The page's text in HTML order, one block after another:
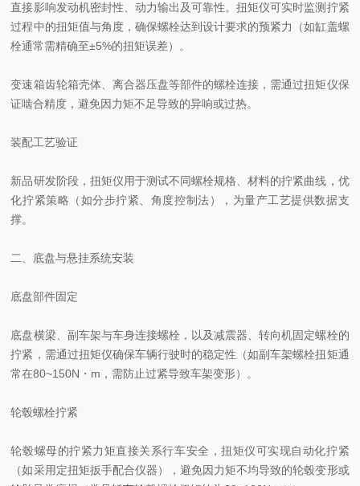
直接影响发动机密封性、动力输出及可靠性。扭矩仪可实时监测拧紧
过程中的扭矩值与角度，确保螺栓达到设计要求的预紧力（如缸盖螺
栓通常需精确至±5%的扭矩误差）。
变速箱齿轮箱壳体、离合器压盘等部件的螺栓连接，需通过扭矩仪保
证啮合精度，避免因力矩不足导致的异响或过热。
装配工艺验证
新品研发阶段，扭矩仪用于测试不同螺栓规格、材料的拧紧曲线，优
化拧紧策略（如分步拧紧、角度控制法），为量产工艺提供数据支
撑。
二、底盘与悬挂系统安装
底盘部件固定
底盘横梁、副车架与车身连接螺栓，以及减震器、转向机固定螺栓的
拧紧，需通过扭矩仪确保车辆行驶时的稳定性（如副车架螺栓扭矩通
常在80~150N・m，需防止过紧导致车架变形）。
轮毂螺栓拧紧
轮毂螺母的拧紧力矩直接关系行车安全，扭矩仪可实现自动化拧紧
（如采用定扭矩扳手配合仪器），避免因力矩不均导致的轮毂变形或